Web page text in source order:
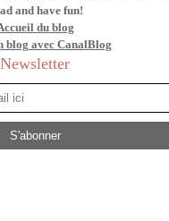
and have fun!
du blog
blog avec CanalBlog
Newsletter